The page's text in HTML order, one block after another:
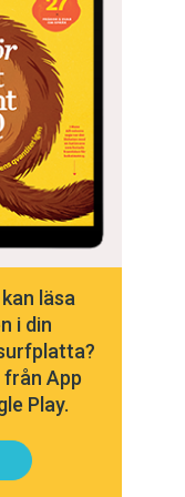
läsa
i din
från App
Play.